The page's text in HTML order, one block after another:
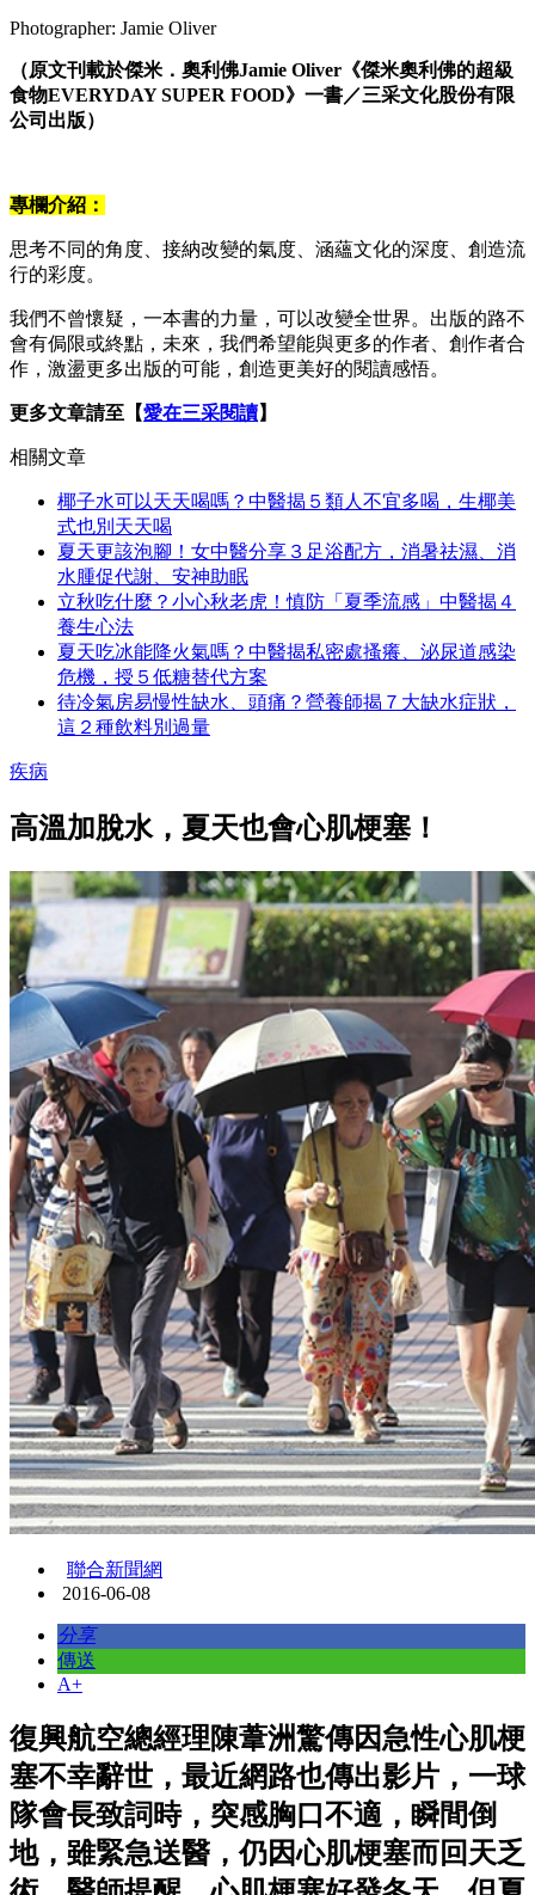
Photographer: Jamie Oliver
（原文刊載於傑米．奧利佛Jamie Oliver《傑米奧利佛的超級
食物EVERYDAY SUPER FOOD》一書／三采文化股份有限
公司出版）
專欄介紹：
思考不同的角度、接納改變的氣度、涵蘊文化的深度、創造流
行的彩度。
我們不曾懷疑，一本書的力量，可以改變全世界。出版的路不
會有侷限或終點，未來，我們希望能與更多的作者、創作者合
作，激盪更多出版的可能，創造更美好的閱讀感悟。
更多文章請至【愛在三采閱讀】
相關文章
椰子水可以天天喝嗎？中醫揭５類人不宜多喝，生椰美
式也別天天喝
夏天更該泡腳！女中醫分享３足浴配方，消暑祛濕、消
水腫促代謝、安神助眠
立秋吃什麼？小心秋老虎！慎防「夏季流感」中醫揭４
養生心法
夏天吃冰能降火氣嗎？中醫揭私密處搔癢、泌尿道感染
危機，授５低糖替代方案
待冷氣房易慢性缺水、頭痛？營養師揭７大缺水症狀，
這２種飲料別過量
疾病
高溫加脫水，夏天也會心肌梗塞！
聯合新聞網
2016-06-08
分享
傳送
A+
復興航空總經理陳葦洲驚傳因急性心肌梗
塞不幸辭世，最近網路也傳出影片，一球
隊會長致詞時，突感胸口不適，瞬間倒
地，雖緊急送醫，仍因心肌梗塞而回天乏